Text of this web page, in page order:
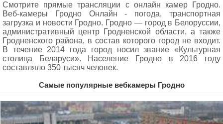
Смотрите прямые трансляции с онлайн камер Гродно.
Веб-камеры Гродно Oнлайн - погода, транспортная
загрузка и новости Гродно. Гродно — город в Белоруссии,
административный центр Гродненской области, а также
Гродненского района, в состав которого город не входит.
В течение 2014 года город носил звание «Культурная
столица Беларуси». Население Гродно в 2016 году
составляло 350 тысяч человек.
Самые популярные вебкамеры Гродно